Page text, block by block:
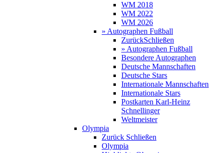
WM 2018
WM 2022
WM 2026
» Autographen Fußball
ZurückSchließen
» Autographen Fußball
Besondere Autographen
Deutsche Mannschaften
Deutsche Stars
Internationale Mannschaften
Internationale Stars
Postkarten Karl-Heinz
Schnellinger
Weltmeister
Olympia
Zurück Schließen
Olympia